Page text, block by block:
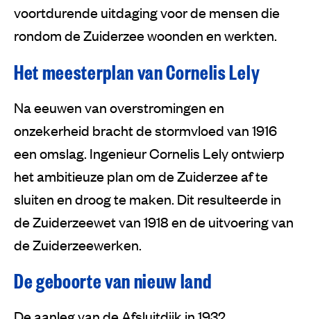
voortdurende uitdaging voor de mensen die
rondom de Zuiderzee woonden en werkten.
Het meesterplan van Cornelis Lely
Na eeuwen van overstromingen en
onzekerheid bracht de stormvloed van 1916
een omslag. Ingenieur Cornelis Lely ontwierp
het ambitieuze plan om de Zuiderzee af te
sluiten en droog te maken. Dit resulteerde in
de Zuiderzeewet van 1918 en de uitvoering van
de Zuiderzeewerken.
De geboorte van nieuw land